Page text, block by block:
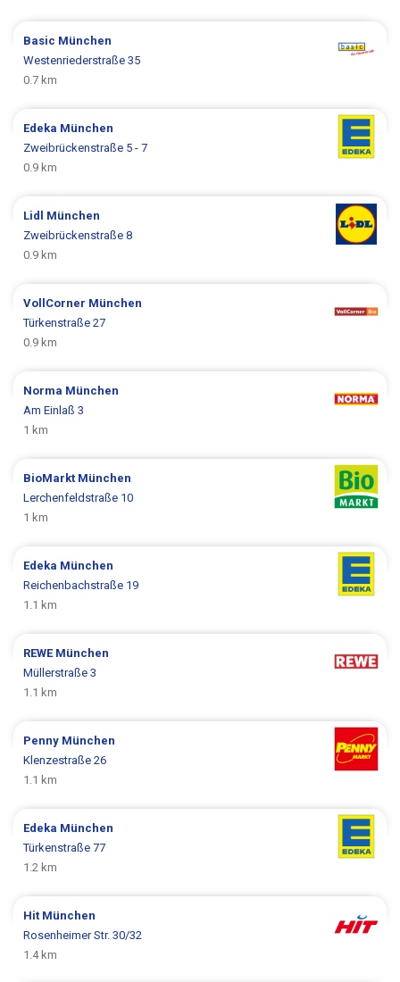
Basic München
Westenriederstraße 35
0.7 km
Edeka München
Zweibrückenstraße 5 - 7
0.9 km
Lidl München
Zweibrückenstraße 8
0.9 km
VollCorner München
Türkenstraße 27
0.9 km
Norma München
Am Einlaß 3
1 km
BioMarkt München
Lerchenfeldstraße 10
1 km
Edeka München
Reichenbachstraße 19
1.1 km
REWE München
Müllerstraße 3
1.1 km
Penny München
Klenzestraße 26
1.1 km
Edeka München
Türkenstraße 77
1.2 km
Hit München
Rosenheimer Str. 30/32
1.4 km